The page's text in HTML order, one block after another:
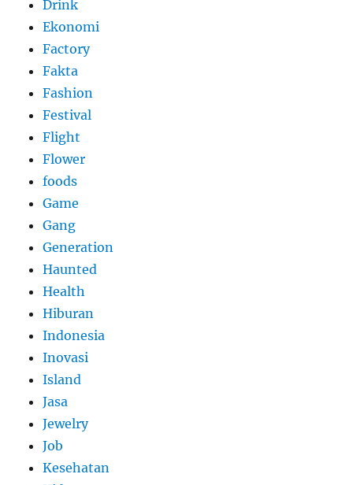
Drink
Ekonomi
Factory
Fakta
Fashion
Festival
Flight
Flower
foods
Game
Gang
Generation
Haunted
Health
Hiburan
Indonesia
Inovasi
Island
Jasa
Jewelry
Job
Kesehatan